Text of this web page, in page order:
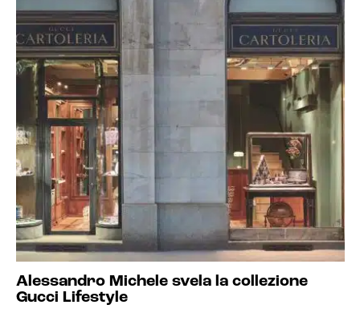
Alessandro Michele svela la collezione
Gucci Lifestyle